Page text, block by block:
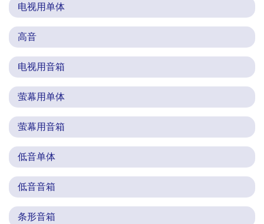
电视用单体
高音
电视用音箱
萤幕用单体
萤幕用音箱
低音单体
低音音箱
条形音箱